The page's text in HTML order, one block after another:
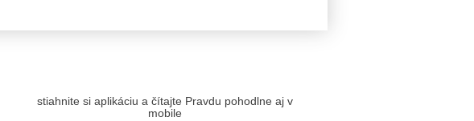
stiahnite si aplikáciu a čítajte Pravdu pohodlne aj v
mobile